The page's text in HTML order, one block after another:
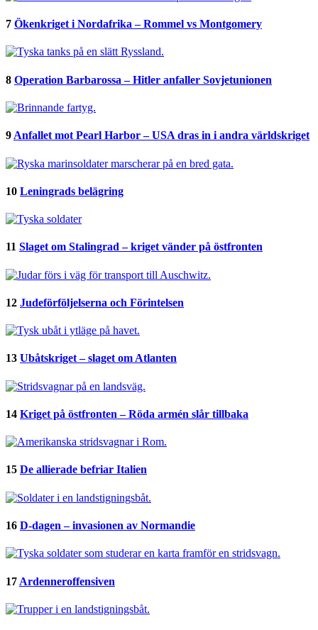
7 Ökenkriget i Nordafrika – Rommel vs Montgomery
8 Operation Barbarossa – Hitler anfaller Sovjetunionen
9 Anfallet mot Pearl Harbor – USA dras in i andra världskriget
10 Leningrads belägring
11 Slaget om Stalingrad – kriget vänder på östfronten
12 Judeförföljelserna och Förintelsen
13 Ubåtskriget – slaget om Atlanten
14 Kriget på östfronten – Röda armén slår tillbaka
15 De allierade befriar Italien
16 D-dagen – invasionen av Normandie
17 Ardenneroffensiven